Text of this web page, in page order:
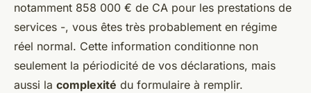
notamment 858 000 € de CA pour les prestations de
services -, vous êtes très probablement en régime
réel normal. Cette information conditionne non
seulement la périodicité de vos déclarations, mais
aussi la complexité du formulaire à remplir.